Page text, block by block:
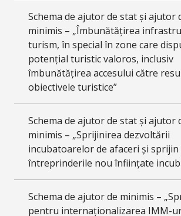
Schema de ajutor de stat și ajutor
minimis – „Îmbunătățirea
turism, în special în zone care
potențial turistic valoros, inclusiv
îmbunătățirea accesului către
obiectivele turistice”
Schema de ajutor de stat și ajutor
minimis – „Sprijinirea dezvoltării
incubatoarelor de afaceri și
întreprinderile nou înființate
Schema de ajutor de minimis –
pentru internaționalizarea IMM-